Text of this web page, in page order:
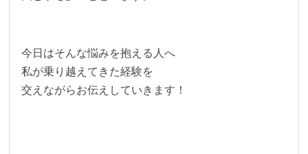
今日はそんな悩みを抱える人へ
私が乗り越えてきた経験を
交えながらお伝えしていきます！